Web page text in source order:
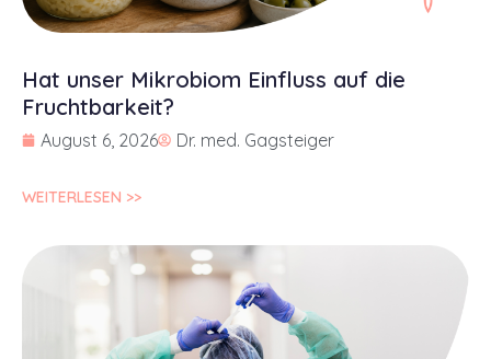
Hat unser Mikrobiom Einfluss auf die
Fruchtbarkeit?
August 6, 2026 Dr. med. Gagsteiger
WEITERLESEN >>